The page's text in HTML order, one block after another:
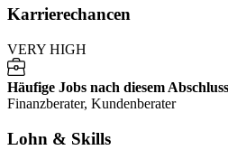
Karrierechancen
VERY HIGH
Häufige Jobs nach diesem Abschluss
Finanzberater, Kundenberater
Lohn & Skills